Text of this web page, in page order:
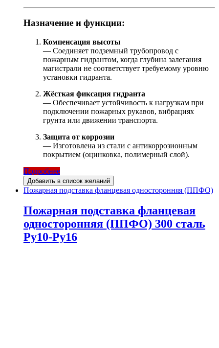
Назначение и функции:
Компенсация высоты
— Соединяет подземный трубопровод с
пожарным гидрантом, когда глубина залегания
магистрали не соответствует требуемому уровню
установки гидранта.
Жёсткая фиксация гидранта
— Обеспечивает устойчивость к нагрузкам при
подключении пожарных рукавов, вибрациях
грунта или движении транспорта.
Защита от коррозии
— Изготовлена из стали с антикоррозионным
покрытием (оцинковка, полимерный слой).
Подробнее
Добавить в список желаний
Пожарная подставка фланцевая односторонняя (ППФО)
Пожарная подставка фланцевая
односторонняя (ППФО) 300 сталь
Ру10-Ру16